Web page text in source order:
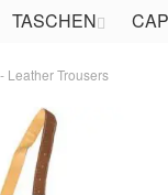
TASCHEN
Leather Trousers